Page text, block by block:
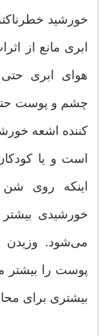
خورشید
ابری مانع از
هوای ابری حتی
چشم و پوست
کننده اشعه
است و یا
اینکه روی
خورشیدی
می‌شود. وزیدن
پوست را بیشتر
بیشتری برای